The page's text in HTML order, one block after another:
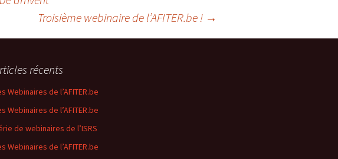
Troisième webinaire de l’AFITER.be ! →
récents
Webinaires de l’AFITER.be
Webinaires de l’AFITER.be
de webinaires de l’ISRS
Webinaires de l’AFITER.be